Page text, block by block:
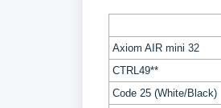
Axiom AIR mini 32
CTRL49**
Code 25 (White/Black)